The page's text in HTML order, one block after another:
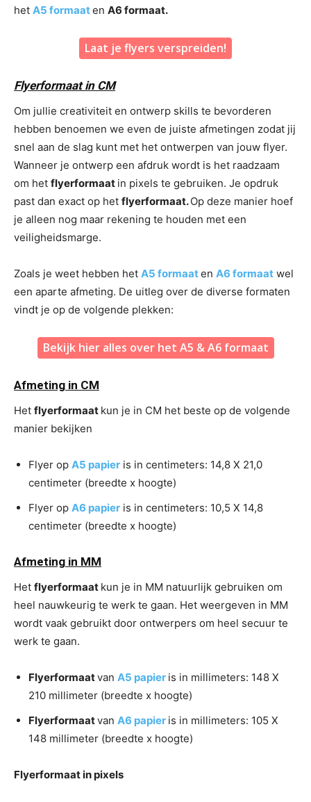
het A5 formaaten A6 formaat.
Laat je flyers verspreiden!
Flyerformaat in CM
Om jullie creativiteit en ontwerp skills te bevorderen
hebben benoemen we even de juiste afmetingen zodat jij
snel aan de slag kunt met het ontwerpen van jouw flyer.
Wanneer je ontwerp een afdruk wordt is het raadzaam
om het flyerformaat in pixels te gebruiken. Je opdruk
past dan exact op het flyerformaat.Op deze manier hoef
je alleen nog maar rekening te houden met een
veiligheidsmarge.
Zoals je weet hebben het A5 formaaten A6 formaat wel
een aparte afmeting. De uitleg over de diverse formaten
vindt je op de volgende plekken:
Bekijk hier alles over het A5 & A6 formaat
Afmeting in CM
Het flyerformaat kun je in CM het beste op de volgende
manier bekijken
Flyer op A5 papier is in centimeters: 14,8 X 21,0
centimeter (breedte x hoogte)
Flyer op A6 papier is in centimeters: 10,5 X 14,8
centimeter (breedte x hoogte)
Afmeting in MM
Het flyerformaat kun je in MM natuurlijk gebruiken om
heel nauwkeurig te werk te gaan. Het weergeven in MM
wordt vaak gebruikt door ontwerpers om heel secuur te
werk te gaan.
Flyerformaatvan A5 papier is in millimeters: 148 X
210 millimeter (breedte x hoogte)
Flyerformaatvan A6 papier is in millimeters: 105 X
148 millimeter (breedte x hoogte)
Flyerformaat in pixels